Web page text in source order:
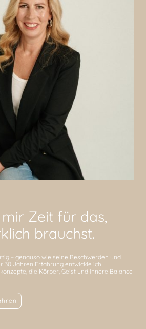
Zeit für das,
brauchst.
– genauso wie seine Beschwerden und
30 Jahren Erfahrung entwickle ich
die Körper, Geist und innere Balance